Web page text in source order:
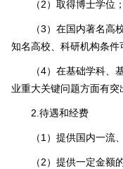
（2）取得博士学位；
（3）在国内著名高
知名高校、科研机构条件
（4）在基础学科、
业重大关键问题方面有突
2.待遇和经费
（1）提供国内一流
（2）提供一定金额